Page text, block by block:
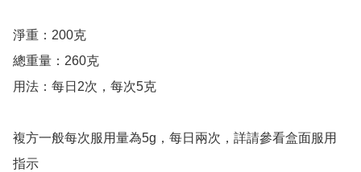
淨重：200克
總重量：260克
用法：每日2次，每次5克
複方一般每次服用量為5g，每日兩次，詳請參看盒面服用
指示